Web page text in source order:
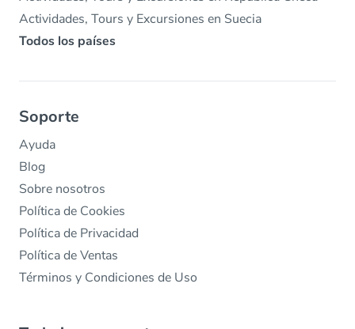
Actividades, Tours y Excursiones en Suecia
Todos los países
Soporte
Ayuda
Blog
Sobre nosotros
Política de Cookies
Política de Privacidad
Política de Ventas
Términos y Condiciones de Uso